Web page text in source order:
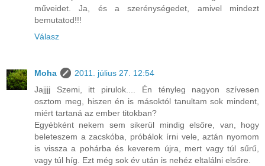
műveidet. Ja, és a szerénységedet, amivel mindezt
bemutatod!!!
Válasz
Moha
2011. július 27. 12:54
Jajjjj Szemi, itt pirulok.... Én tényleg nagyon szívesen
osztom meg, hiszen én is másoktól tanultam sok mindent,
miért tartaná az ember titokban?
Egyébként nekem sem sikerül mindig elsőre, van, hogy
beleteszem a zacskóba, próbálok írni vele, aztán nyomom
is vissza a pohárba és keverem újra, mert vagy túl sűrű,
vagy túl híg. Ezt még sok év után is nehéz eltalálni elsőre.